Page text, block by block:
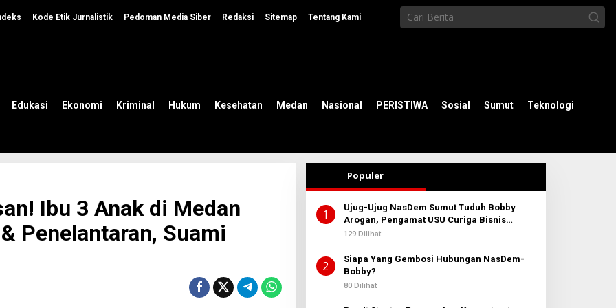
Kode Etik Jurnalistik Pedoman Media Siber Redaksi Sitemap Tentang Kami
Edukasi Ekonomi Kriminal Hukum Kesehatan Medan Nasional PERISTIWA Sosial Sumut Teknologi
Ibu 3 Anak di Medan
Penelantaran, Suami
Populer
1
Ujug-Ujug NasDem Sumut Tuduh Bobby
Arogan, Pengamat USU Curiga Bisnis
Reklame
129 Dilihat
2
Siapa Yang Gembosi Hubungan NasDem-
Bobby?
80 Dilihat